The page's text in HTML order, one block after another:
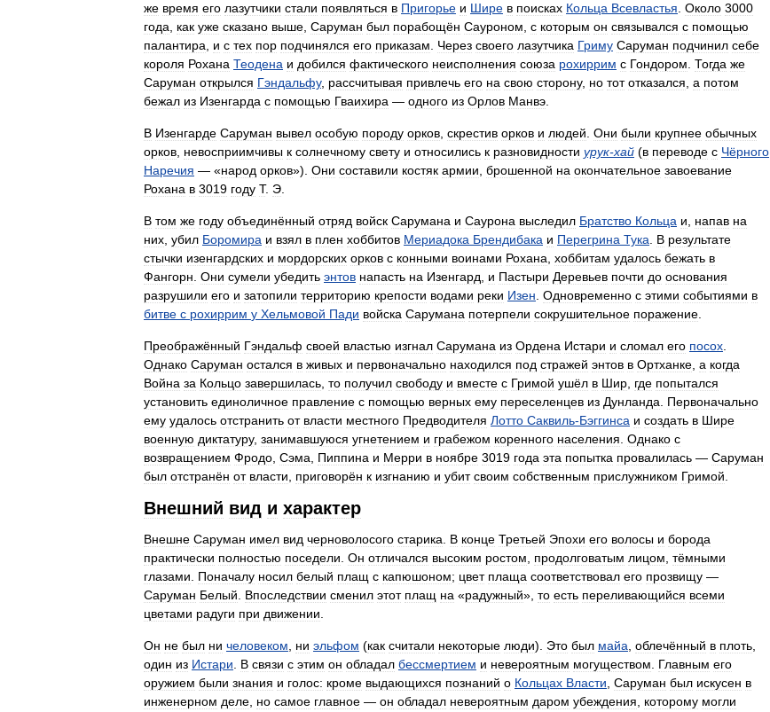
же время его лазутчики стали появляться в Пригорье и Шире в поисках Кольца Всевластья Около 3000
года
как уже сказано выше Саруман был порабощён Сауроном с которым он связывался с помощью
палантира
и с тех пор подчинялся его приказам Через своего лазутчика Гриму Саруман подчинил себе
короля Рохана Теодена и добился фактического неисполнения союза рохиррим с Гондором Тогда же
Саруман открылся Гэндальфу, рассчитывая привлечь его на свою сторону, но тот отказался а потом
бежал из Изенгарда с помощью Гваихира — одного из Орлов Манвэ
В Изенгарде Саруман вывел особую породу орков скрестив орков и людей Они были крупнее обычных
орков невосприимчивы к солнечному свету и относились к разновидности урук-хай (в переводе с Чёрного
Наречия — «народ орков»). Они составили костяк армии брошенной на окончательное завоевание
Рохана в 3019 году Т. Э
В том же году объединённый отряд войск Сарумана и Саурона выследил Братство Кольца и напав на
них убил Боромира и взял в плен хоббитов Мериадока Брендибака и Перегрина Тука В результате
стычки изенгардских и мордорских орков с конными воинами Рохана хоббитам удалось бежать в
Фангорн Они сумели убедить энтов напасть на Изенгард и Пастыри Деревьев почти до основания
разрушили его и затопили территорию крепости водами реки Изен Одновременно с этими событиями в
битве с рохиррим у Хельмовой Пади войска Сарумана потерпели сокрушительное поражение
Преображённый Гэндальф своей властью изгнал Сарумана из Ордена Истари и сломал его посох
Однако Саруман остался в живых и первоначально находился под стражей энтов в Ортханке а когда
Война за Кольцо завершилась то получил свободу и вместе с Гримой ушёл в Шир где попытался
установить единоличное правление с помощью верных ему переселенцев из Дунланда
Первоначально
ему удалось отстранить от власти местного Предводителя Лотто Саквиль-Бэггинса и создать в Шире
военную диктатуру, занимавшуюся угнетением и грабежом коренного населения Однако с
возвращением Фродо Сэма Пиппина и Мерри в ноябре 3019 года эта попытка провалилась — Саруман
был отстранён от власти приговорён к изгнанию и убит своим собственным прислужником Гримой
Внешний вид и характер
Внешне Саруман имел вид черноволосого старика В конце Третьей Эпохи его волосы и борода
практически полностью поседели Он отличался высоким ростом продолговатым лицом тёмными
глазами
Поначалу носил белый плащ с капюшоном; цвет плаща соответствовал его прозвищу —
Саруман Белый Впоследствии сменил этот плащ на «радужный», то есть переливающийся всеми
цветами радуги при движении
Он не был ни человеком ни эльфом (как считали некоторые люди). Это был майа облечённый в плоть
один из Истари В связи с этим он обладал бессмертием и невероятным могуществом Главным его
оружием были знания и голос: кроме выдающихся познаний о Кольцах Власти Саруман был искусен в
инженерном деле но самое главное — он обладал невероятным даром убеждения которому могли